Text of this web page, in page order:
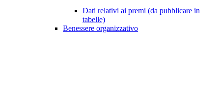
Dati relativi ai premi (da pubblicare in
tabelle)
Benessere organizzativo